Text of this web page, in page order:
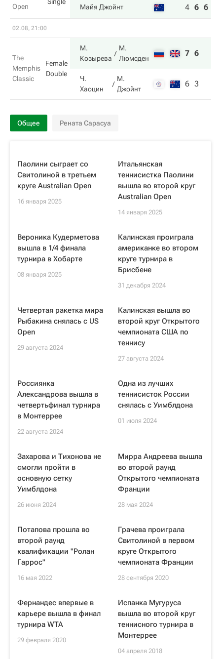
Open
Майя Джойнт 4 6 6
02.08, 21:00
The
Memphis
Classic
Female
Double
М.
Козырева
М.
Люмсден
7 6
Ч.
Хаоцин
М.
Джойнт
6 3
Общее Рената Сарасуа
Паолини сыграет со
Свитолиной в третьем
круге Australian Open
16 января 2025
Итальянская
теннисистка Паолини
вышла во второй круг
Australian Open
14 января 2025
Вероника Кудерметова
вышла в 1/4 финала
турнира в Хобарте
08 января 2025
Калинская проиграла
американке во втором
круге турнира в
Брисбене
31 декабря 2024
Четвертая ракетка мира
Рыбакина снялась с US
Open
29 августа 2024
Калинская вышла во
второй круг Открытого
чемпионата США по
теннису
27 августа 2024
Россиянка
Александрова вышла в
четвертьфинал турнира
в Монтеррее
22 августа 2024
Одна из лучших
теннисисток России
снялась с Уимблдона
01 июля 2024
Захарова и Тихонова не
смогли пройти в
основную сетку
Уимблдона
26 июня 2024
Мирра Андреева вышла
во второй раунд
Открытого чемпионата
Франции
28 мая 2024
Потапова прошла во
второй раунд
квалификации "Ролан
Гаррос"
16 мая 2022
Грачева проиграла
Свитолиной в первом
круге Открытого
чемпионата Франции
28 сентября 2020
Фернандес впервые в
карьере вышла в финал
турнира WTA
29 февраля 2020
Испанка Мугуруса
вышла во второй круг
теннисного турнира в
Монтеррее
04 апреля 2018